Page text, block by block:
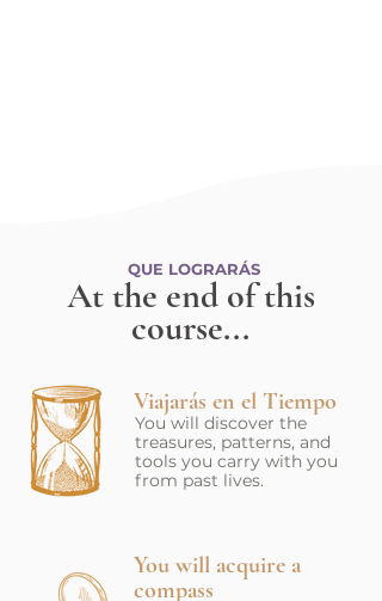
QUE LOGRARÁS
At the end of this
course...
Viajarás en el Tiempo
You will discover the
treasures, patterns, and
tools you carry with you
from past lives.
You will acquire a
compass